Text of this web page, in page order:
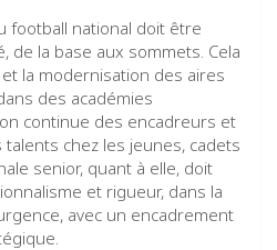
football national doit être
de la base aux sommets. Cela
la modernisation des aires
des académies
continue des encadreurs et
chez les jeunes, cadets
senior, quant à elle, doit
et rigueur, dans la
avec un encadrement